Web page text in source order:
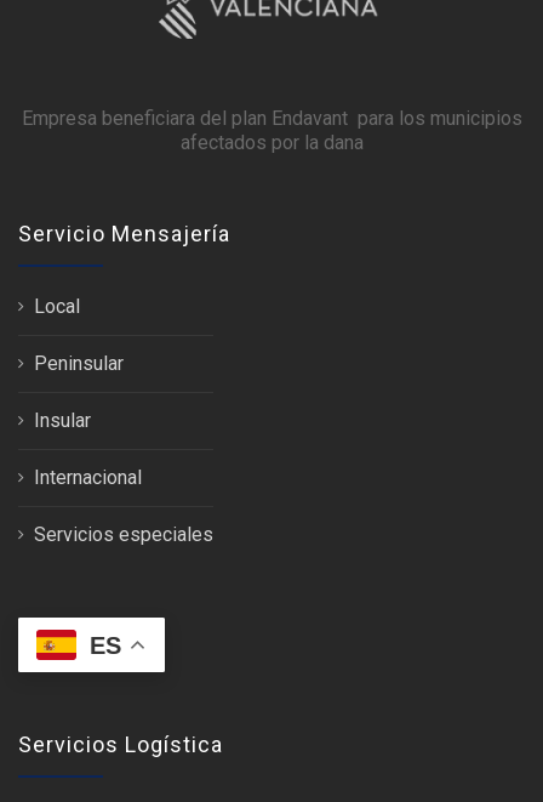
Empresa beneficiara del plan Endavant para los municipios
afectados por la dana
Servicio Mensajería
Local
Peninsular
Insular
Internacional
Servicios especiales
ES
Servicios Logística